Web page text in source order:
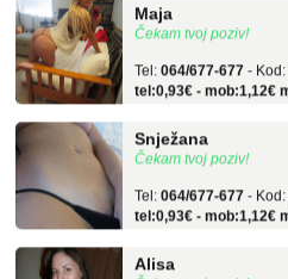
Čekam tvoj poziv!
tel:0,93€ - mob:1,12€
Čekam tvoj poziv!
tel:0,93€ - mob:1,12€
Čekam tvoj poziv!